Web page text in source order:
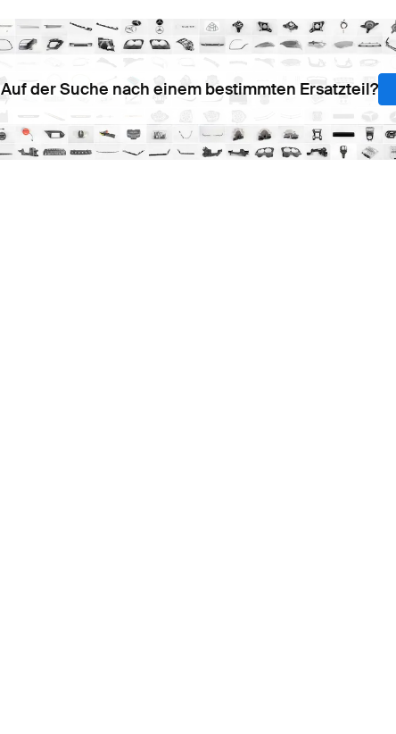
Auf der Suche nach einem bestimmten Ersatzteil?